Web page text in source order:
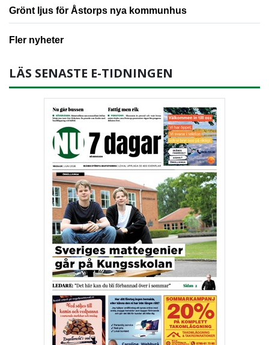
Grönt ljus för Åstorps nya kommunhus
Fler nyheter
LÄS SENASTE E-TIDNINGEN